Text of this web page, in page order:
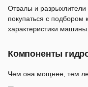
Отвалы и
покупаться с подбором
характеристики машины.
Компоненты
Чем она мощнее, тем